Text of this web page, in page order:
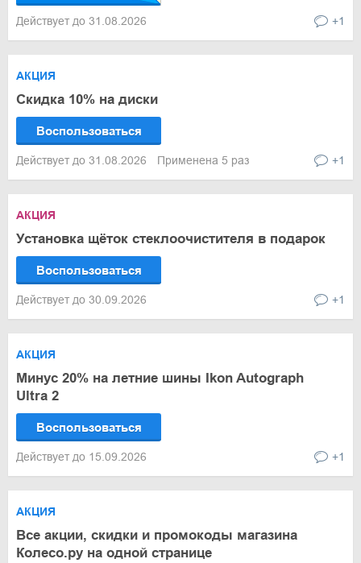
Действует до 31.08.2026 +1
АКЦИЯ
Скидка 10% на диски
Воспользоваться
Действует до 31.08.2026 Применена 5 раз +1
АКЦИЯ
Установка щёток стеклоочистителя в подарок
Воспользоваться
Действует до 30.09.2026 +1
АКЦИЯ
Минус 20% на летние шины Ikon Autograph
Ultra 2
Воспользоваться
Действует до 15.09.2026 +1
АКЦИЯ
Все акции, скидки и промокоды магазина
Колесо.ру на одной странице